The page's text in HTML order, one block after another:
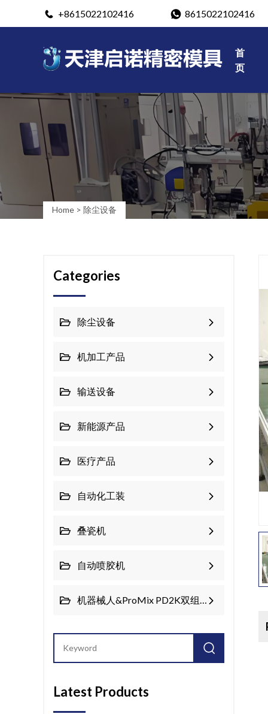
+8615022102416 8615022102416
首
页
Home > 除尘设备
Categories
除尘设备
机加工产品
输送设备
新能源产品
医疗产品
自动化工装
叠瓷机
自动喷胶机
机器械人&ProMix PD2K双组份系统
Latest Products